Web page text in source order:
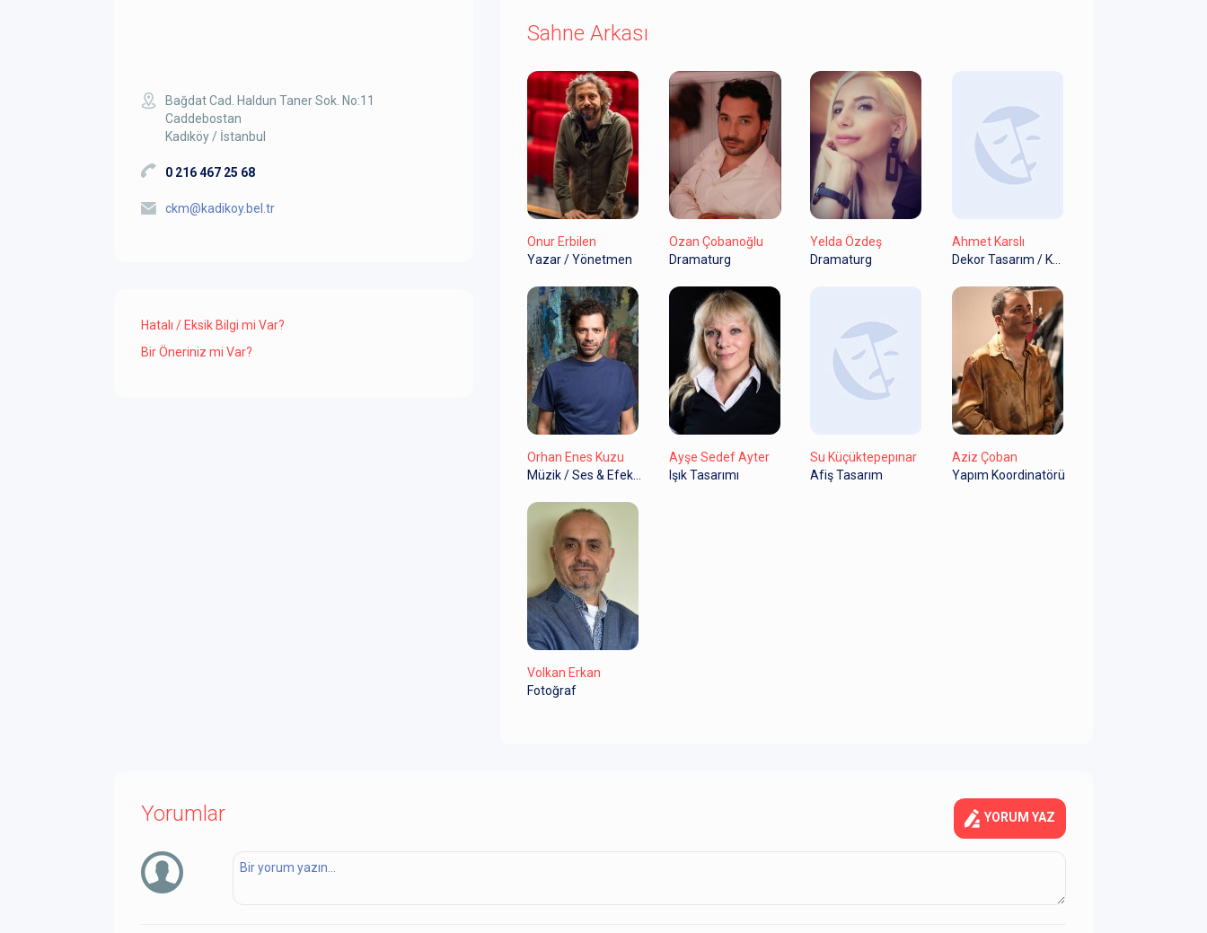
Bağdat Cad. Haldun Taner Sok. No:11
Caddebostan
Kadıköy / İstanbul
0 216 467 25 68
ckm@kadikoy.bel.tr
Hatalı / Eksik Bilgi mi Var?
Bir Öneriniz mi Var?
Sahne Arkası
Onur Erbilen
Yazar / Yönetmen
Ozan Çobanoğlu
Dramaturg
Yelda Özdeş
Dramaturg
Ahmet Karslı
Dekor Tasarım / Kostüm Tasarım
Orhan Enes Kuzu
Müzik / Ses & Efekt Tasarım
Ayşe Sedef Ayter
Işık Tasarımı
Su Küçüktepepınar
Afiş Tasarım
Aziz Çoban
Yapım Koordinatörü
Volkan Erkan
Fotoğraf
Yorumlar YORUM YAZ